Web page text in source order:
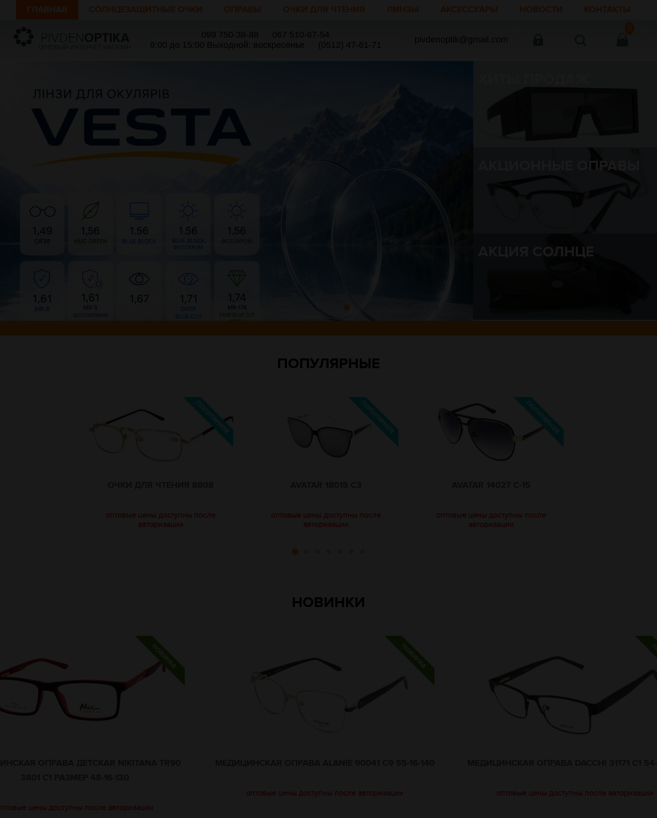
ГЛАВНАЯ СОЛНЦЕЗАЩИТНЫЕ ОЧКИ ОПРАВЫ ОЧКИ ДЛЯ ЧТЕНИЯ ЛИНЗЫ АКСЕССУАРЫ НОВОСТИ КОНТАКТЫ
0
099 750-38-88
067 510-67-54
9:00 до 15:00 Выходной: воскресенье
(0512) 47-61-71
pivdenoptik@gmail.com
АКЦИОННЫЕ ОПРАВЫ
АКЦИЯ СОЛНЦЕ
ПОПУЛЯРНЫЕ
оптовые цены доступны после
авторизации
оптовые цены доступны после
авторизации
оптовые цены доступны после
авторизации
НОВИНКИ
цены доступны после авторизации
оптовые цены доступны после авторизации оптовые цены доступны после авторизации